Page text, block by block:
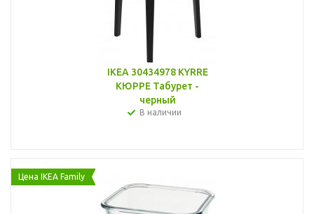
IKEA 30434978 KYRRE
КЮРРЕ Табурет -
черный
В наличии
Цена IKEA Family